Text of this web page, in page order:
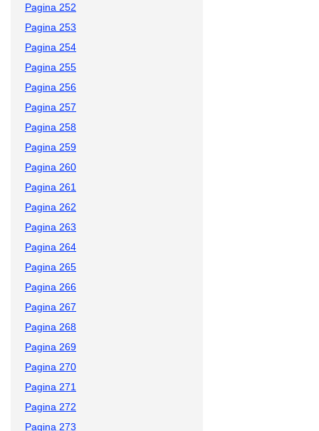
Pagina 252
Pagina 253
Pagina 254
Pagina 255
Pagina 256
Pagina 257
Pagina 258
Pagina 259
Pagina 260
Pagina 261
Pagina 262
Pagina 263
Pagina 264
Pagina 265
Pagina 266
Pagina 267
Pagina 268
Pagina 269
Pagina 270
Pagina 271
Pagina 272
Pagina 273